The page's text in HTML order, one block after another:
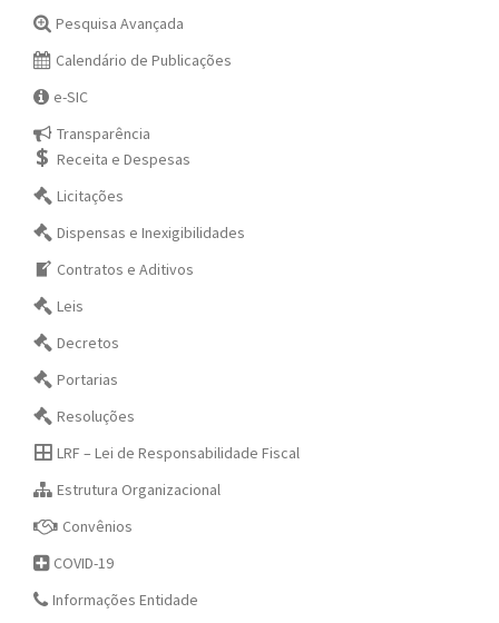
Pesquisa Avançada
Calendário de Publicações
e-SIC
Transparência
Receita e Despesas
Licitações
Dispensas e Inexigibilidades
Contratos e Aditivos
Leis
Decretos
Portarias
Resoluções
LRF – Lei de Responsabilidade Fiscal
Estrutura Organizacional
Convênios
COVID-19
Informações Entidade